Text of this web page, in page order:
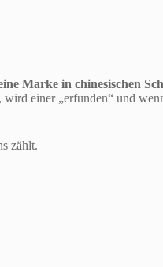
Marke in chinesischen
einer „erfunden“ und
zählt.